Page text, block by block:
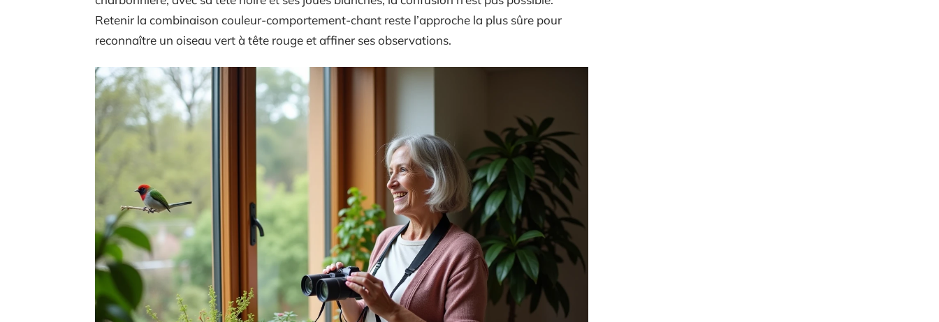
Retenir la combinaison couleur-comportement-chant reste l’approche la plus sûre pour
reconnaître un oiseau vert à tête rouge et affiner ses observations.